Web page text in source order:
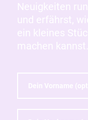
Neuigkeiten
und erfährst,
ein kleines
machen kannst.